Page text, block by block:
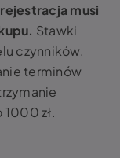
musi
Stawki
czynników.
terminów
zł.